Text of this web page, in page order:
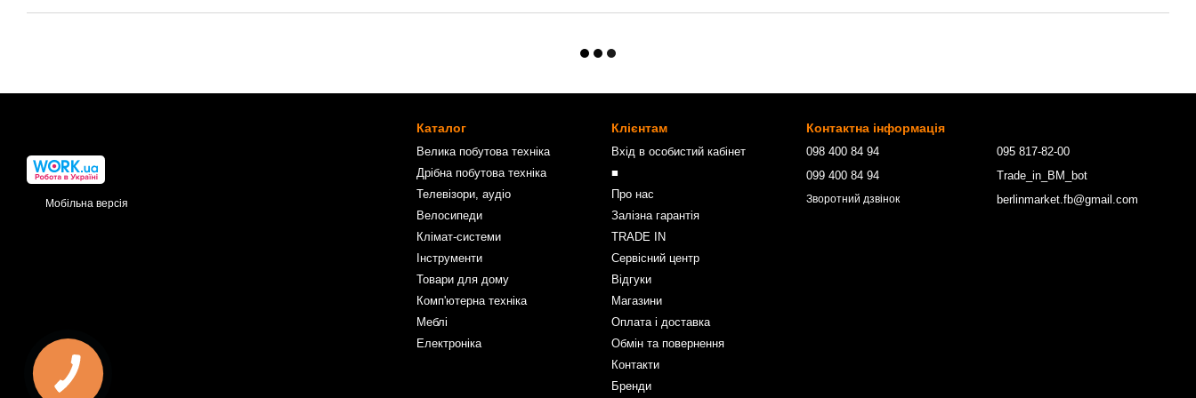
Мобільна версія
Каталог
Велика побутова техніка
Дрібна побутова техніка
Телевізори, аудіо
Велосипеди
Клімат-системи
Інструменти
Товари для дому
Комп'ютерна техніка
Меблі
Електроніка
Клієнтам
Вхід в особистий кабінет
■
Про нас
Залізна гарантія
TRADE IN
Сервісний центр
Відгуки
Магазини
Оплата і доставка
Обмін та повернення
Контакти
Бренди
Контактна інформація
098 400 84 94‬
099 400 84 94
Зворотний дзвінок
095 817-82-00
Trade_in_BM_bot
berlinmarket.fb@gmail.com